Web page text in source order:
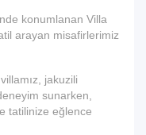
konumlanan Villa
arayan misafirlerimiz
jakuzili
sunarken,
tatilinize eğlence